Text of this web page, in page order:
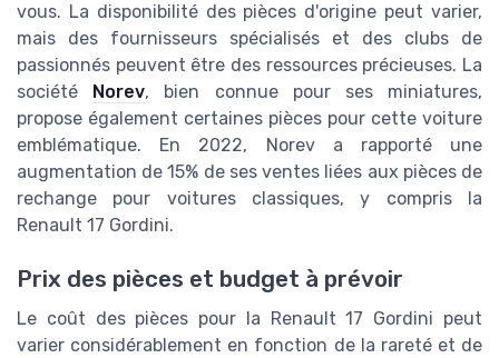
vous. La disponibilité des pièces d'origine peut varier,
mais des fournisseurs spécialisés et des clubs de
passionnés peuvent être des ressources précieuses. La
société Norev, bien connue pour ses miniatures,
propose également certaines pièces pour cette voiture
emblématique. En 2022, Norev a rapporté une
augmentation de 15% de ses ventes liées aux pièces de
rechange pour voitures classiques, y compris la
Renault 17 Gordini.
Prix des pièces et budget à prévoir
Le coût des pièces pour la Renault 17 Gordini peut
varier considérablement en fonction de la rareté et de